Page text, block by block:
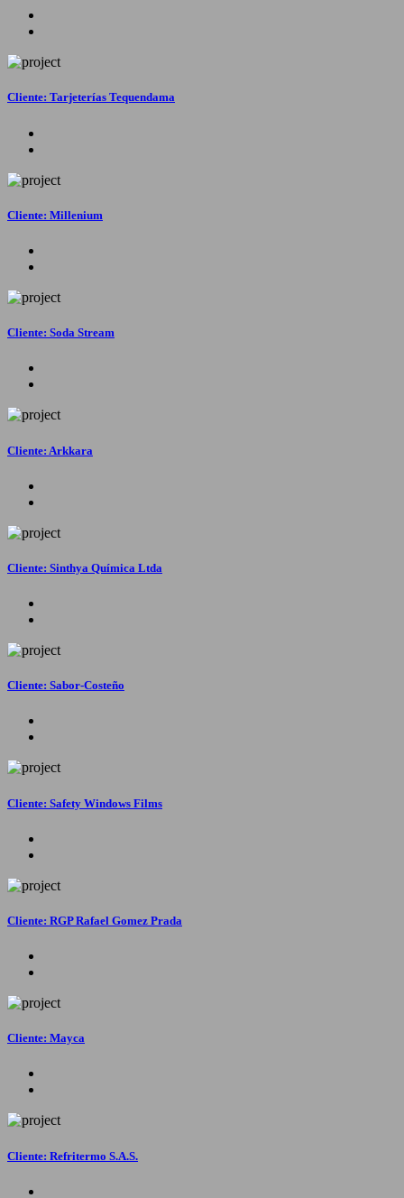
Cliente: Tarjeterías Tequendama
Cliente: Millenium
Cliente: Soda Stream
Cliente: Arkkara
Cliente: Sinthya Química Ltda
Cliente: Sabor-Costeño
Cliente: Safety Windows Films
Cliente: RGP Rafael Gomez Prada
Cliente: Mayca
Cliente: Refritermo S.A.S.